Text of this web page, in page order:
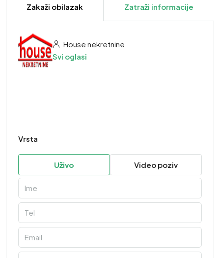
Zakaži obilazak Zatraži informacije
House nekretnine
Svi oglasi
Vrsta
Uživo Video poziv